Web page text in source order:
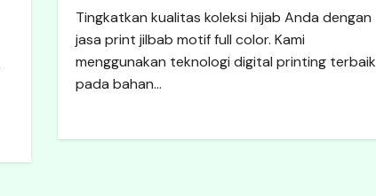
Tingkatkan kualitas koleksi hijab Anda dengan
jasa print jilbab motif full color. Kami
menggunakan teknologi digital printing terbaik
pada bahan…